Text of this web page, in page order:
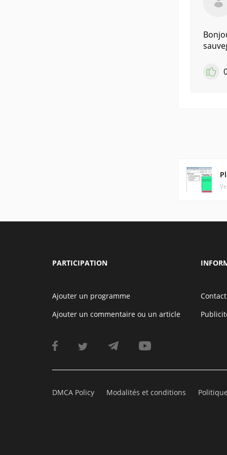
PARTICIPATION
Ajouter un programme
Ajouter un commentaire ou un article
Contact
DMCA Policy Modalités et conditions